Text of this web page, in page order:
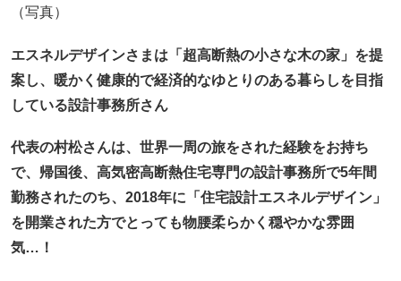
（写真）
エスネルデザインさまは 「超高断熱の小さな木の家」を提
案し、暖かく健康的で経済的なゆとりのある暮らしを目指
している設計事務所さん
代表の村松さんは、世界一周の旅をされた経験をお持ち
で、帰国後、高気密高断熱住宅専門の設計事務所で5年間
勤務されたのち、 2018年に「住宅設計エスネルデザイン」
を開業された方でとっても物腰柔らかく穏やかな雰囲
気…！